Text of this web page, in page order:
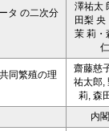
タ の二次分
澤祐太
田梨 央
茉 莉・
仁
同繁殖の理
齋藤慈
祐太郎,
莉, 森
内